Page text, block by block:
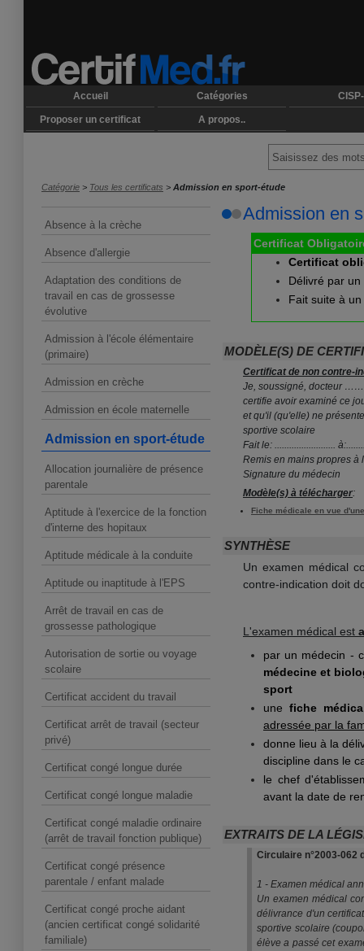
Accueil Catégories
Proposer un certificat A propos..
Catégorie > Tous les certificats > Admission en sport-étude
Absence à la crèche
Absence d'allergie
Adaptation des conditions de
travail en cas de grossesse
évolutive
Admission à l'école élémentaire
(primaire)
Admission en crèche
Admission en école maternelle
Admission en sport-étude
Allocation journalière de présence
parentale
Aptitude à l'exercice de la fonction
d'interne des hopitaux
Aptitude médicale à la conduite
Aptitude ou inaptitude à l'EPS
Arrêt de travail en cas de
grossesse pathologique
Autorisation de sortie ou voyage
scolaire
Certificat accident du travail
Certificat arrêt de travail (secteur
privé)
Certificat congé longue durée
Certificat congé longue maladie
Certificat congé maladie ordinaire
(arrêt de travail fonction publique)
Certificat congé présence
parentale / enfant malade
Certificat congé proche aidant
(ancien certificat congé solidarité
familiale)
Admission en
Certificat
Certificat
Délivré par un
Fait suite à un
MODÈLE(S) DE
Certificat de non contre-
Je, soussigné,
certifie avoir examiné ce
et qu'il (qu'elle) ne
sportive scolaire
Fait le: .........................
Remis en mains propres à
Signature du médecin
Modèle(s) à télécharger:
Fiche médicale en vue
SYNTHÈSE
Un examen médical
contre-indication doit
L'examen médical est
par un médecin -
médecine et
sport
une fiche
adressée par la
donne lieu à la
discipline dans le
le chef
avant la date de
EXTRAITS DE LA
Circulaire n°2003-062
1 - Examen médical
Un examen médical
délivrance d'un
sportive scolaire
élève a passé cet